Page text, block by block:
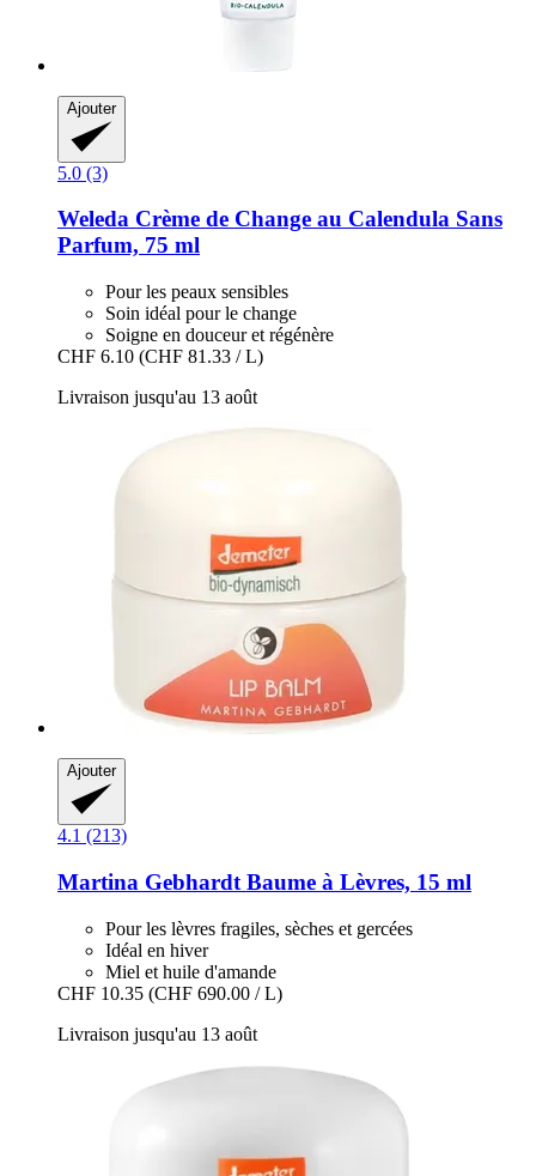
Ajouter
5.0 (3)
Weleda Crème de Change au Calendula Sans
Parfum, 75 ml
Pour les peaux sensibles
Soin idéal pour le change
Soigne en douceur et régénère
CHF 6.10 (CHF 81.33 / L)
Livraison jusqu'au 13 août
Ajouter
4.1 (213)
Martina Gebhardt Baume à Lèvres, 15 ml
Pour les lèvres fragiles, sèches et gercées
Idéal en hiver
Miel et huile d'amande
CHF 10.35 (CHF 690.00 / L)
Livraison jusqu'au 13 août